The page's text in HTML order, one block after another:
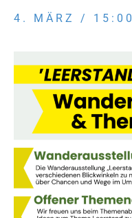
4. MÄRZ / 15:00